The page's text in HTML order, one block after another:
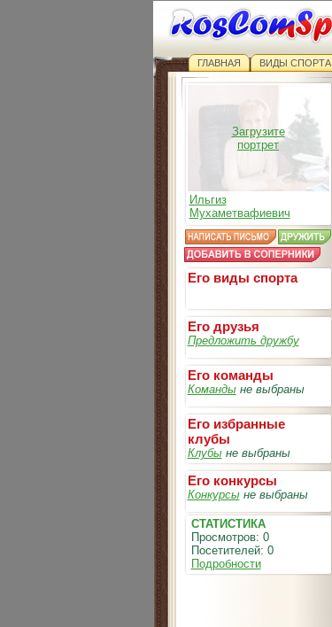
ГЛАВНАЯ ВИДЫ СПОРТА
Загрузите
портрет
Ильгиз
Мухаметвафиевич
Его виды спорта
Его друзья
Предложить дружбу
Его команды
Командыне выбраны
Его избранные
клубы
Клубыне выбраны
Его конкурсы
Конкурсыне выбраны
СТАТИСТИКА
Просмотров: 0
Посетителей: 0
Подробности